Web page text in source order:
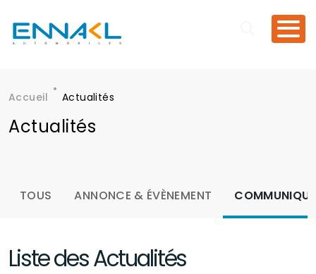
Fil d'Ariane
Accueil Actualités
Actualités
TOUS
ANNONCE & ÉVÈNEMENT
Liste des Actualités